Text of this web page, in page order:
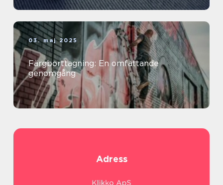
03. maj 2025
Färgborttagning: En omfattande
genomgång
Adress